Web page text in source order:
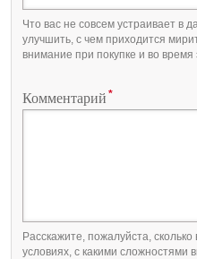
Что вас не совсем устраивает в
улучшить, с чем приходится
внимание при покупке и во время
Комментарий *
Расскажите, пожалуйста, сколько
условиях, с какими сложностями